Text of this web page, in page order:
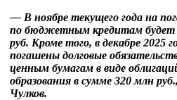
— В ноябре текущего года на
по бюджетным кредитам будет
руб. Кроме того, в декабре 2025
погашены долговые
ценным бумагам в виде
образования в сумме 320 млн
Чулков.